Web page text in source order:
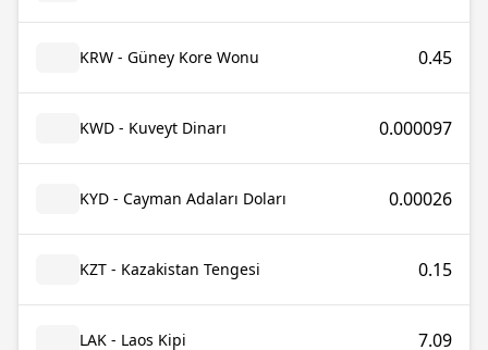
KRW - Güney Kore Wonu 0.45
KWD - Kuveyt Dinarı 0.000097
KYD - Cayman Adaları Doları 0.00026
KZT - Kazakistan Tengesi 0.15
LAK - Laos Kipi 7.09